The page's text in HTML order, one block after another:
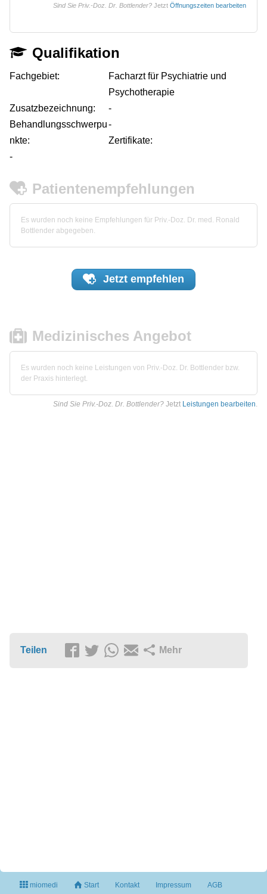
Sind Sie Priv.-Doz. Dr. Bottlender? Jetzt Öffnungszeiten bearbeiten
Qualifikation
Fachgebiet:
Facharzt für Psychiatrie und
Psychotherapie
Zusatzbezeichnung:
-
Behandlungsschwerpu
nkte:
-
Zertifikate:
-
Patientenempfehlungen
Es wurden noch keine Empfehlungen für Priv.-Doz. Dr. med. Ronald
Bottlender abgegeben.
Jetzt empfehlen
Medizinisches Angebot
Es wurden noch keine Leistungen von Priv.-Doz. Dr. Bottlender bzw.
der Praxis hinterlegt.
Sind Sie Priv.-Doz. Dr. Bottlender? Jetzt Leistungen bearbeiten.
Teilen Mehr
miomedi Start Kontakt Impressum
AGB